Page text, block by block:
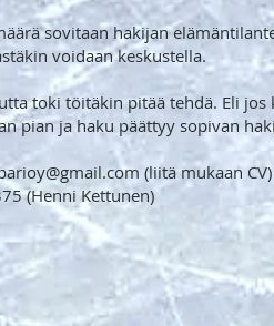
sovitaan hakijan
voidaan keskustella.
toki töitäkin pitää tehdä. Eli
pian ja haku päättyy sopivan
(liitä mukaan CV)
(Henni Kettunen)